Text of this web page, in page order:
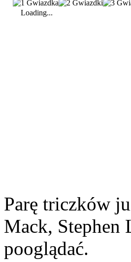
Loading...
Parę triczków
Mack, Stephen
pooglądać.